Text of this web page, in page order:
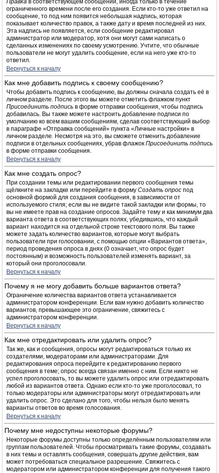
Правка в соответствующем сообщении, иногда только в течение
ограниченного времени после его создания. Если кто-то уже ответил на
сообщение, то под ним появится небольшая надпись, которая
показывает количество правок, а также дату и время последней из них.
Эта надпись не появляется, если сообщение редактировал
администратор или модератор, хотя они могут сами написать о
сделанных изменениях по своему усмотрению. Учтите, что обычные
пользователи не могут удалить сообщение, если на него уже кто-то
ответил.
Вернуться к началу
Как мне добавить подпись к своему сообщению?
Чтобы добавить подпись к сообщению, вы должны сначала создать её в
личном разделе. После этого вы можете отметить флажком пункт
Присоединить подпись в форме отправки сообщения, чтобы подпись
добавилась. Вы также можете настроить добавление подписи по
умолчанию ко всем вашим сообщениям, сделав соответствующий выбор
в параграфе «Отправка сообщений» пункта «Личные настройки» в
личном разделе. Несмотря на это, вы сможете отменить добавление
подписи в отдельных сообщениях, убрав флажок Присоединить подпись
в форме отправки сообщения.
Вернуться к началу
Как мне создать опрос?
При создании темы или редактировании первого сообщения темы
щёлкните на закладке или перейдите в форму Создать опрос под
основной формой для создания сообщения, в зависимости от
используемого стиля; если вы не видите такой закладки или формы, то
вы не имеете прав на создание опросов. Задайте тему и как минимум два
варианта ответа в соответствующих полях, убедившись, что каждый
вариант находится на отдельной строке текстового поля. Вы также
можете задать количество вариантов, которые могут выбрать
пользователи при голосовании, с помощью опции «Вариантов ответа»,
период проведения опроса в днях (0 означает, что опрос будет
постоянным) и возможность пользователей изменять вариант, за
который они проголосовали.
Вернуться к началу
Почему я не могу добавить больше вариантов ответа?
Ограничение количества вариантов ответа устанавливается
администратором конференции. Если вам нужно добавить количество
вариантов, превышающее это ограничение, свяжитесь с
администратором конференции.
Вернуться к началу
Как мне отредактировать или удалить опрос?
Так же, как и сообщения, опросы могут редактироваться только их
создателями, модераторами или администраторами. Для
редактирования опроса перейдите к редактированию первого
сообщения в теме; опрос всегда связан именно с ним. Если никто не
успел проголосовать, то вы можете удалить опрос или отредактировать
любой из вариантов ответа. Однако если кто-то уже проголосовал, то
только модераторы или администраторы могут отредактировать или
удалить опрос. Это сделано для того, чтобы нельзя было менять
варианты ответов во время голосования.
Вернуться к началу
Почему мне недоступны некоторые форумы?
Некоторые форумы доступны только определённым пользователям или
группам пользователей. Чтобы просматривать такие форумы, создавать
в них темы и оставлять сообщения, совершать другие действия, вам
может потребоваться специальное разрешение. Свяжитесь с
модератором или администратором конференции для получения такого